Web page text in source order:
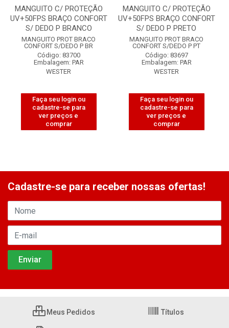
MANGUITO C/ PROTEÇÃO
UV+50FPS BRAÇO CONFORT
S/ DEDO P BRANCO
MANGUITO PROT BRACO
CONFORT S/DEDO P BR
Código: 83700
Embalagem: PAR
WESTER
Faça seu login ou
cadastre-se para
ver preços e
comprar
MANGUITO C/ PROTEÇÃO
UV+50FPS BRAÇO CONFORT
S/ DEDO P PRETO
MANGUITO PROT BRACO
CONFORT S/DEDO P PT
Código: 83697
Embalagem: PAR
WESTER
Faça seu login ou
cadastre-se para
ver preços e
comprar
Cadastre-se para receber nossas ofertas!
Meus Pedidos Títulos